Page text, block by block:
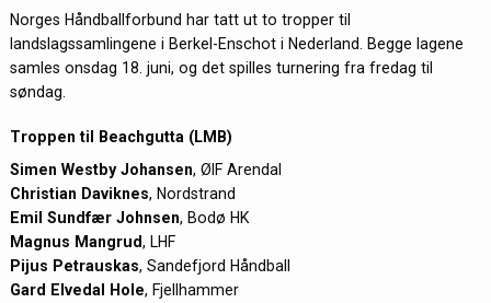
Norges Håndballforbund har tatt ut to tropper til
landslagssamlingene i Berkel-Enschot i Nederland. Begge lagene
samles onsdag 18. juni, og det spilles turnering fra fredag til
søndag.
Troppen til Beachgutta (LMB)
Simen Westby Johansen, ØIF Arendal
Christian Daviknes, Nordstrand
Emil Sundfær Johnsen, Bodø HK
Magnus Mangrud, LHF
Pijus Petrauskas, Sandefjord Håndball
Gard Elvedal Hole, Fjellhammer